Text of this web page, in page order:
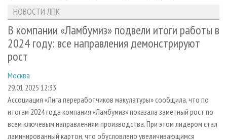
ЛЕСОЗАГОТОВКА
ЛЕСОПИЛЕНИЕ
ДЕРЕВООБРАБОТКА
СУШКА ДРЕВЕСИНЫ
ПРОИЗВОДСТВО ДРЕВЕСНЫХ ПЛИТ
ДЕРЕВЯННОЕ ДОМОСТРОЕНИЕ
ПРОИЗВОДСТВО МЕБЕЛИ
НОВОСТИ ЛПК
НОВОСТИ ЖУРНАЛА
НОВОСТИ КОМПАНИЙ
ПРОЕКТЫ ЛПИ
АНАЛИТИКА
ПРЕДПРИЯТИЯ ЛПК
ЛЕСНЫЕ РЕГИОНЫ РОССИИ
ПЕРСОНЫ
МОБИЛЬНЫЕ ВЫСТАВКИ
ОФИЦИАЛЬНЫЕ ДЕЛЕГАЦИИ
ПРИОРИТЕТНЫЕ ИНВЕСТПРОЕКТЫ
АРХИВ ЖУРНАЛОВ
СТАТЬИ
О ЖУРНАЛЕ
ПОДПИСКА
КОНТАКТЫ
РЕКЛАМОДАТЕЛЯМ
РЕКЛАМА
РЕКЛАМА НА САЙТЕ
НОВОСТИ ЛПК
В компании «Ламбумиз» подвели итоги работы в
2024 году: все направления демонстрируют
рост
Москва
29.01.2025 12:33
Ассоциация «Лига переработчиков макулатуры» сообщила, что по
итогам 2024 года компания «Ламбумиз» показала заметный рост по
всем ключевым направлениям производства. При этом лидером стал
ламинированный картон, что обусловлено увеличивающимся